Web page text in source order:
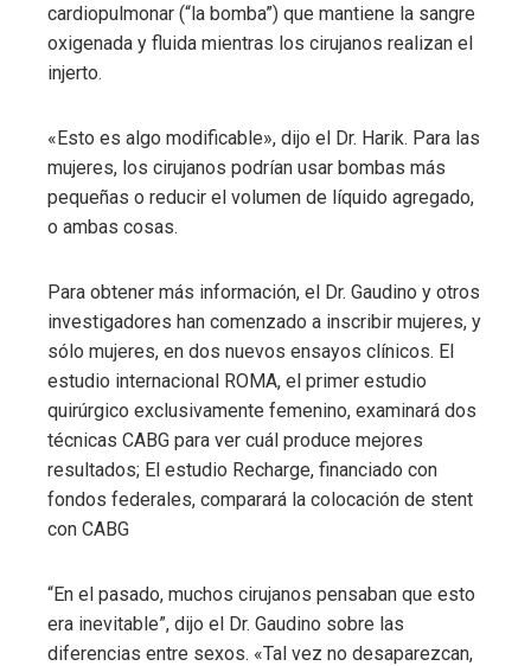
cardiopulmonar (“la bomba”) que mantiene la sangre
oxigenada y fluida mientras los cirujanos realizan el
injerto.
«Esto es algo modificable», dijo el Dr. Harik. Para las
mujeres, los cirujanos podrían usar bombas más
pequeñas o reducir el volumen de líquido agregado,
o ambas cosas.
Para obtener más información, el Dr. Gaudino y otros
investigadores han comenzado a inscribir mujeres, y
sólo mujeres, en dos nuevos ensayos clínicos. El
estudio internacional ROMA, el primer estudio
quirúrgico exclusivamente femenino, examinará dos
técnicas CABG para ver cuál produce mejores
resultados; El estudio Recharge, financiado con
fondos federales, comparará la colocación de stent
con CABG
“En el pasado, muchos cirujanos pensaban que esto
era inevitable”, dijo el Dr. Gaudino sobre las
diferencias entre sexos. «Tal vez no desaparezcan,